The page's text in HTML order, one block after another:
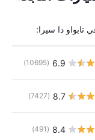
تابواو دا سيرا:
6.9
(10695)
8.7
(7427)
8.4
(491)